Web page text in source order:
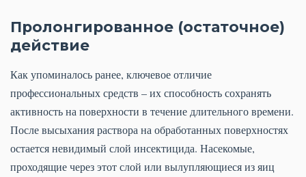
Пролонгированное (остаточное)
действие
Как упоминалось ранее, ключевое отличие
профессиональных средств – их способность сохранять
активность на поверхности в течение длительного времени.
После высыхания раствора на обработанных поверхностях
остается невидимый слой инсектицида. Насекомые,
проходящие через этот слой или вылупляющиеся из яиц